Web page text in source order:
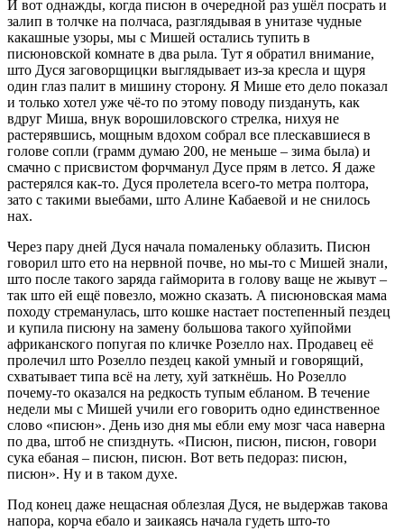
И вот однажды, когда писюн в очередной раз ушёл посрать и
залип в толчке на полчаса, разглядывая в унитазе чудные
какашные узоры, мы с Мишей остались тупить в
писюновской комнате в два рыла. Тут я обратил внимание,
што Дуся заговорщицки выглядывает из-за кресла и щуря
один глаз палит в мишину сторону. Я Мише ето дело показал
и только хотел уже чё-то по этому поводу пиздануть, как
вдруг Миша, внук ворошиловского стрелка, нихуя не
растерявшись, мощным вдохом собрал все плескавшиеся в
голове сопли (грамм думаю 200, не меньше – зима была) и
смачно с присвистом форчманул Дусе прям в летсо. Я даже
растерялся как-то. Дуся пролетела всего-то метра полтора,
зато с такими выебами, што Алине Кабаевой и не снилось
нах.
Через пару дней Дуся начала помаленьку облазить. Писюн
говорил што ето на нервной почве, но мы-то с Мишей знали,
што после такого заряда гайморита в голову ваще не жывут –
так што ей ещё повезло, можно сказать. А писюновская мама
походу стреманулась, што кошке настает постепенный пездец
и купила писюну на замену большова такого хуйпойми
африканского попугая по кличке Розелло нах. Продавец её
пролечил што Розелло пездец какой умный и говорящий,
схватывает типа всё на лету, хуй заткнёшь. Но Розелло
почему-то оказался на редкость тупым ебланом. В течение
недели мы с Мишей учили его говорить одно единственное
слово «писюн». День изо дня мы ебли ему мозг часа наверна
по два, штоб не спизднуть. «Писюн, писюн, писюн, говори
сука ебаная – писюн, писюн. Вот веть педораз: писюн,
писюн». Ну и в таком духе.
Под конец даже нещасная облезлая Дуся, не выдержав такова
напора, корча ебало и заикаясь начала гудеть што-то